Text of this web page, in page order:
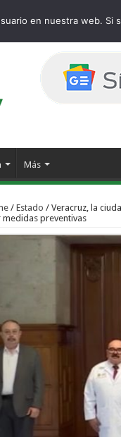
Más
/ Estado / Veracruz, la
medidas preventivas
en nuestra web.